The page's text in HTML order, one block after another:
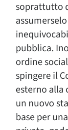
soprattutto
pubblica.
ordine
spingere il
esterno alla
un nuovo
base per